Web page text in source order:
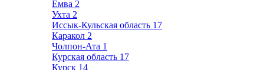
Емва 2
Ухта 2
Иссык-Кульская область 17
Каракол 2
Чолпон-Ата 1
Курская область 17
Курск 14